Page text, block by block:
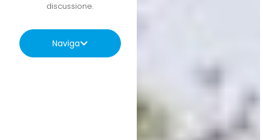
discussione.
Naviga